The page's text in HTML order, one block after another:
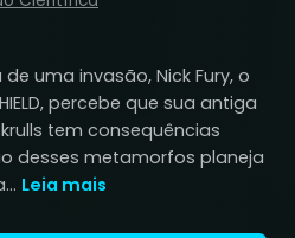
uma invasão, Nick Fury, o
percebe que sua antiga
tem consequências
desses metamorfos planeja
Leia mais